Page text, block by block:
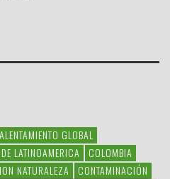
GLOBAL
LATINOAMERICA
COLOMBIA
NATURALEZA
CONTAMINACIÓN